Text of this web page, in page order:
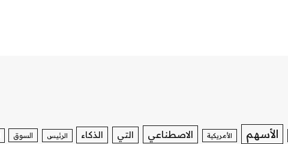
الأسهم الأمريكية الاصطناعي التي الذكاء الرئيس السوق